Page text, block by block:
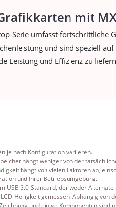
mit
Serie umfasst fortschrittliche
und sind speziell
Leistung und Effizienz zu
je nach Konfiguration variieren.
hängt weniger von der
hängt von vielen Faktoren ab,
und Ihrer Betriebsumgebung.
USB-3.0-Standard, der weder
Helligkeit gemessen. Abhängig
und einige Komponenten sind